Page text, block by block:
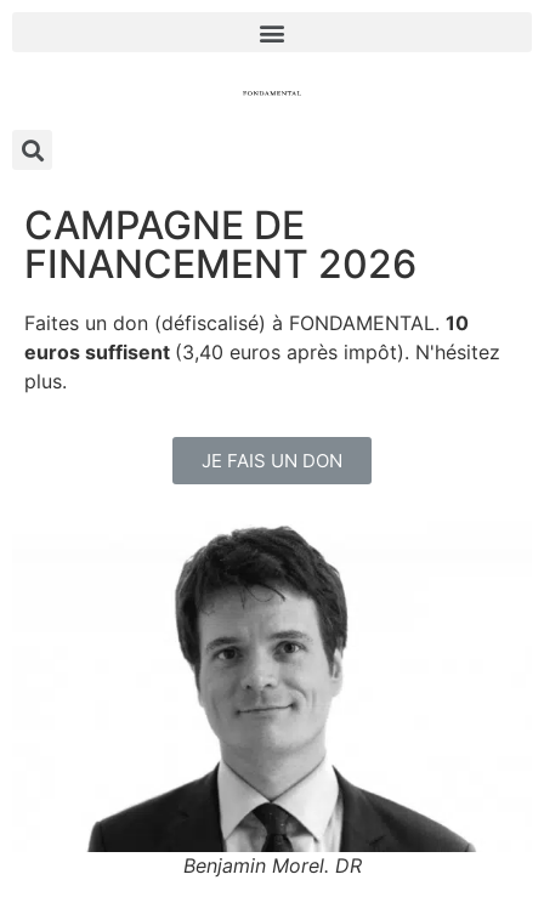
CAMPAGNE DE
FINANCEMENT 2026
Faites un don (défiscalisé) à FONDAMENTAL. 10
euros suffisent (3,40 euros après impôt). N'hésitez
plus.
JE FAIS UN DON
Benjamin Morel. DR